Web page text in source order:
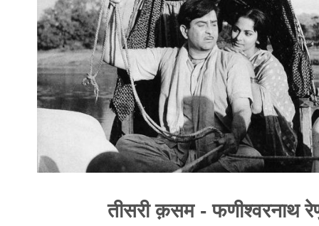
तीसरी क़सम - फणीश्वरनाथ